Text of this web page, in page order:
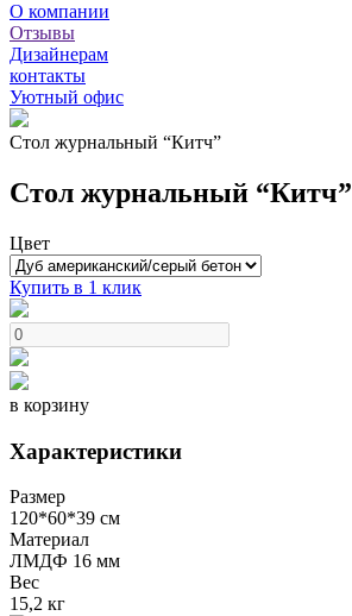
О компании
Отзывы
Дизайнерам
контакты
Уютный офис
Стол журнальный “Китч”
Стол журнальный “Китч”
Цвет
Купить в 1 клик
в корзину
Характеристики
Размер
120*60*39 см
Материал
ЛМДФ 16 мм
Вес
15,2 кг